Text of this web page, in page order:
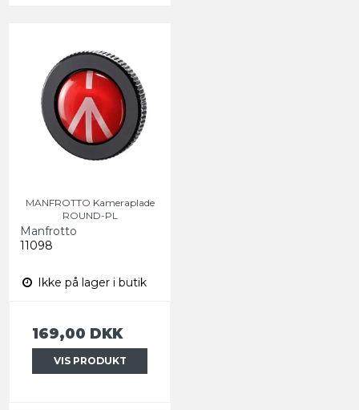
MANFROTTO Kameraplade
ROUND-PL
Manfrotto
11098
Ikke på lager i butik
169,00 DKK
VIS PRODUKT